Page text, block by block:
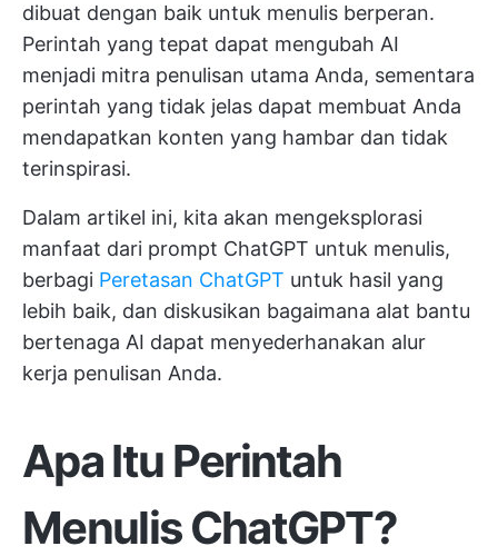
dibuat dengan baik untuk menulis berperan.
Perintah yang tepat dapat mengubah AI
menjadi mitra penulisan utama Anda, sementara
perintah yang tidak jelas dapat membuat Anda
mendapatkan konten yang hambar dan tidak
terinspirasi.
Dalam artikel ini, kita akan mengeksplorasi
manfaat dari prompt ChatGPT untuk menulis,
berbagi Peretasan ChatGPT untuk hasil yang
lebih baik, dan diskusikan bagaimana alat bantu
bertenaga AI dapat menyederhanakan alur
kerja penulisan Anda.
Apa Itu Perintah
Menulis ChatGPT?